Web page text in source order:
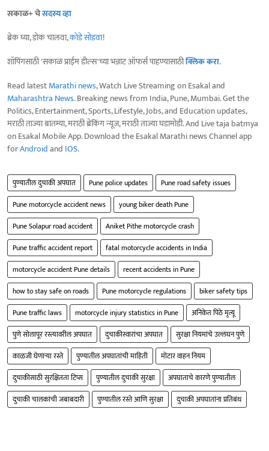
सकाळ+ चेसदस्य व्हा
ब्रेक घ्या, डोकं चालवा,कोडे सोडवा!
शॉपिंगसाठी 'सकाळ प्राईम डील्स'च्या भन्नाट ऑफर्स पाहण्यासाठीक्लिक करा.
Read latestMarathi news, Watch Live Streaming on Esakal and
Maharashtra News. Breaking news from India, Pune, Mumbai. Get the
Politics, Entertainment, Sports, Lifestyle, Jobs, and Education updates,
मराठी ताज्या बातम्या, मराठी ब्रेकिंग न्यूज, मराठी ताज्या घडामोडी. And Live taja batmya
on Esakal Mobile App. Download the Esakal Marathi news Channel app
forAndroidand IOS.
पुण्यातील दुचाकी अपघात Pune police updates
Pune road safety issues
Pune motorcycle accident news
young biker death Pune
Pune Solapur road accident
Aniket Pithe motorcycle crash
Pune traffic accident report
fatal motorcycle accidents in India
motorcycle accident Pune details
recent accidents in Pune
how to stay safe on roads
Pune motorcycle regulations
biker safety tips
Pune traffic laws
motorcycle injury statistics in Pune
अनिकेत पिठे मृत्यू
पुणे सोलापूर रस्त्यावरील अपघात
दुचाकीस्वारांचा अपघात
सुरक्षा नियमांचे उल्लंघन पुणे
काळजी घेणाऱ्या रस्ते
पुण्यातील अपघातांची माहिती
मोटार वाहन नियम
दुचाकीसाठी सुरक्षितता टिप्स
पुण्यातील दुचाकी सुरक्षा
अपघाताचे कारणे पुण्यातील
दुचाकी चालकांची जबाबदारी
पुण्यातील रस्ते आणि सुरक्षा दुचाकी अपघातांना प्रतिबंध